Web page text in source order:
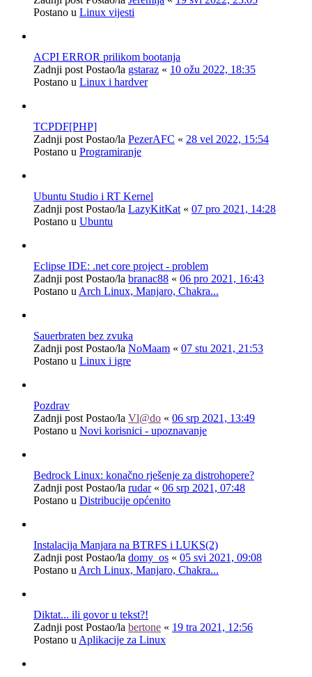
Postano u Linux vijesti
ACPI ERROR prilikom bootanja
Zadnji post Postao/la gstaraz « 10 ožu 2022, 18:35
Postano u Linux i hardver
TCPDF[PHP]
Zadnji post Postao/la PezerAFC « 28 vel 2022, 15:54
Postano u Programiranje
Ubuntu Studio i RT Kernel
Zadnji post Postao/la LazyKitKat « 07 pro 2021, 14:28
Postano u Ubuntu
Eclipse IDE: .net core project - problem
Zadnji post Postao/la branac88 « 06 pro 2021, 16:43
Postano u Arch Linux, Manjaro, Chakra...
Sauerbraten bez zvuka
Zadnji post Postao/la NoMaam « 07 stu 2021, 21:53
Postano u Linux i igre
Pozdrav
Zadnji post Postao/la Vl@do « 06 srp 2021, 13:49
Postano u Novi korisnici - upoznavanje
Bedrock Linux: konačno rješenje za distrohopere?
Zadnji post Postao/la rudar« 06 srp 2021, 07:48
Postano u Distribucije općenito
Instalacija Manjara na BTRFS i LUKS(2)
Zadnji post Postao/la domy_os « 05 svi 2021, 09:08
Postano u Arch Linux, Manjaro, Chakra...
Diktat... ili govor u tekst?!
Zadnji post Postao/la bertone « 19 tra 2021, 12:56
Postano u Aplikacije za Linux